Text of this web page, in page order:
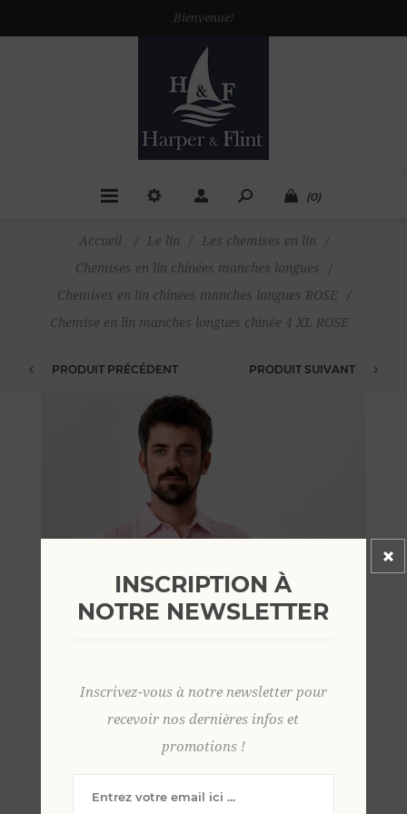
Bienvenue!
(0)
Accueil / Le lin / Les chemises en lin
/
Chemises en lin chinées manches longues
/
Chemises en lin chinées manches longues ROSE
/
Chemise en lin manches longues chinée 4 XL ROSE
PRODUIT PRÉCÉDENT PRODUIT SUIVANT
INSCRIPTION À
NOTRE NEWSLETTER
Inscrivez-vous à notre newsletter pour
recevoir nos dernières infos et
promotions !